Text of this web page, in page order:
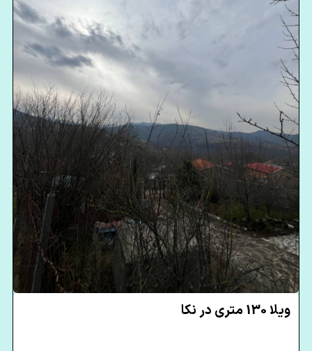
ویلا 130 متری در نکا